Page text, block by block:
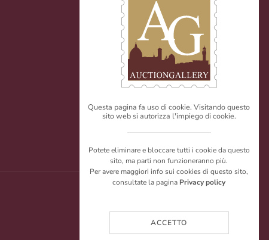
Questa pagina fa uso di cookie. Visitando questo
sito web si autorizza l'impiego di cookie.
Potete eliminare e bloccare tutti i cookie da questo
sito, ma parti non funzioneranno più.
Per avere maggiori info sui cookies di questo sito,
consultate la pagina Privacy policy
ACCETTO